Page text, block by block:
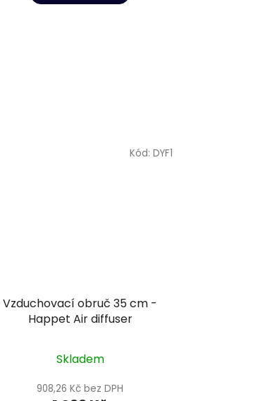
Vzduchovací obruč 35 cm -
Happet Air diffuser
Skladem
908,26 Kč bez DPH
Kód: DYF1